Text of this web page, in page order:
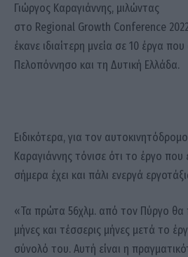
Γιώργος Καραγιάννης, μιλώντας
στο Regional Growth Conference
έκανε ιδιαίτερη μνεία σε 10 έργα
Πελοπόννησο και τη Δυτική Ελλάδα.
Ειδικότερα, για τον
Καραγιάννης τόνισε ότι το έργο που
σήμερα έχει και πάλι ενεργά
«Τα πρώτα 56χλμ. από τον Πύργο
μήνες και τέσσερις μήνες μετά το
σύνολό του. Αυτή είναι η